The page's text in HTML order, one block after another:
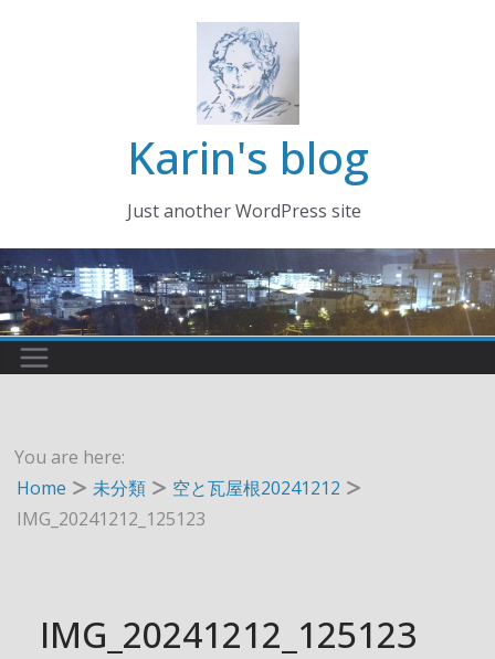
ッ
プ
Karin's blog
Just another WordPress site
You are here:
Home
未分類
空と瓦屋根20241212
IMG_20241212_125123
IMG_20241212_125123